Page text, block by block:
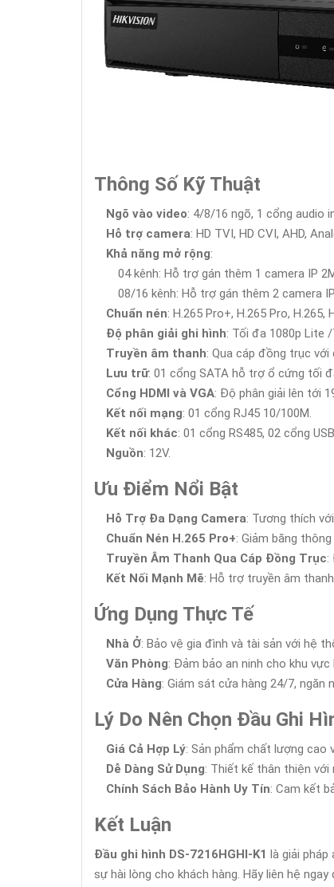
Thông Số Kỹ Thuật
Ngõ vào video: 4/8/16 ngõ, 1 cổng audio
Hỗ trợ camera: HD TVI, HD CVI, AHD,
Khả năng mở rộng:
04 kênh: Hỗ trợ gán thêm 1 camera IP
08/16 kênh: Hỗ trợ gán thêm 2 camera
Chuẩn nén: H.265 Pro+, H.265 Pro, H.265,
Độ phân giải ghi hình: Tối đa 1080p Lite /
Truyền âm thanh: Qua cáp đồng trục với
Lưu trữ: 01 cổng SATA hỗ trợ ổ cứng tối
Cổng HDMI và VGA: Độ phân giải lên tới
Kết nối mạng: 01 cổng RJ45 10/100M.
Kết nối khác: 01 cổng RS485, 02 cổng
Nguồn: 12V.
Ưu Điểm Nổi Bật
Hỗ Trợ Đa Dạng Camera: Tương thích
Chuẩn Nén H.265 Pro+: Giảm băng
Truyền Âm Thanh Qua Cáp Đồng Trục:
Kết Nối Mạnh Mẽ: Hỗ trợ truyền âm
Ứng Dụng Thực Tế
Nhà Ở: Bảo vệ gia đình và tài sản với hệ
Văn Phòng: Đảm bảo an ninh cho khu
Cửa Hàng: Giám sát cửa hàng 24/7, ngăn
Lý Do Nên Chọn Đầu Ghi
Giá Cả Hợp Lý: Sản phẩm chất lượng cao
Dễ Dàng Sử Dụng: Thiết kế thân thiện với
Chính Sách Bảo Hành Uy Tín: Cam kết
Kết Luận
Đầu ghi hình DS-7216HGHI-K1 là giải pháp
sự hài lòng cho khách hàng. Hãy liên hệ